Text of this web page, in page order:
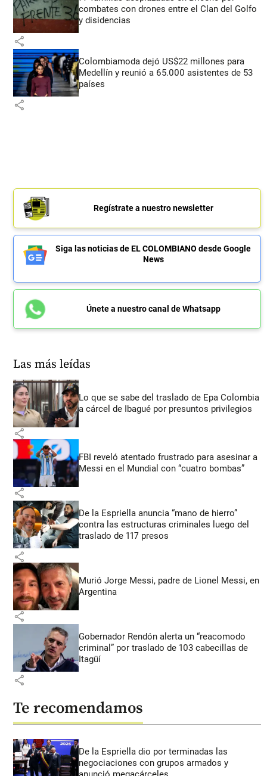
combates con drones entre el Clan del Golfo
y disidencias
share
Colombiamoda dejó US$22 millones para
Medellín y reunió a 65.000 asistentes de 53
países
share
Regístrate a nuestro newsletter
Siga las noticias de EL COLOMBIANO desde Google
News
Únete a nuestro canal de Whatsapp
Las más leídas
Lo que se sabe del traslado de Epa Colombia
a cárcel de Ibagué por presuntos privilegios
share
FBI reveló atentado frustrado para asesinar a
Messi en el Mundial con “cuatro bombas”
share
De la Espriella anuncia “mano de hierro”
contra las estructuras criminales luego del
traslado de 117 presos
share
Murió Jorge Messi, padre de Lionel Messi, en
Argentina
share
Gobernador Rendón alerta un “reacomodo
criminal” por traslado de 103 cabecillas de
Itagüí
share
Te recomendamos
De la Espriella dio por terminadas las
negociaciones con grupos armados y